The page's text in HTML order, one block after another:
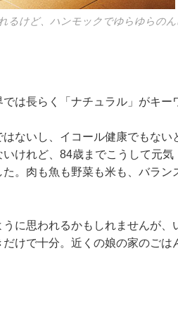
るけど、ハンモックでゆらゆらのん
は長らく「ナチュラル」がキー
ないし、イコール健康でもない
けれど、84歳までこうして元気
。肉も魚も野菜も米も、バラン
に思われるかもしれませんが、
けで十分。近くの娘の家のごは